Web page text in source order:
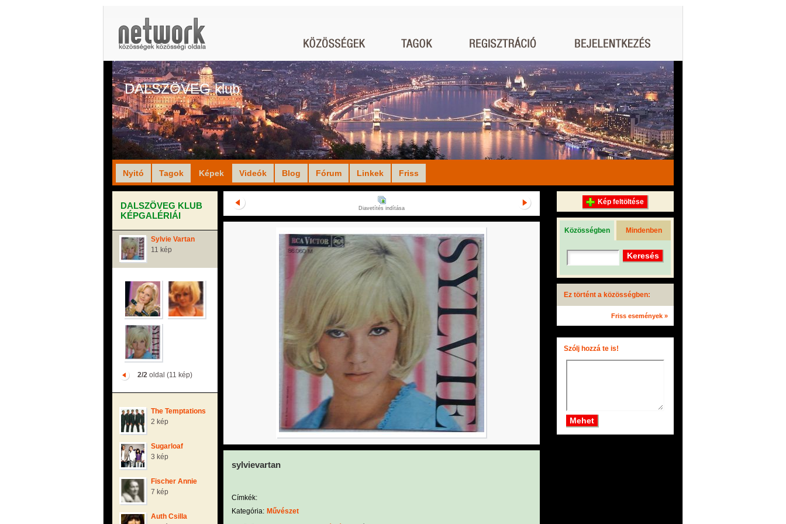
DALSZÖVEG klub
Nyitó Tagok Képek Videók Blog Fórum Linkek Friss
DALSZÖVEG KLUB
KÉPGALÉRIÁI
Sylvie Vartan
11 kép
2/2 oldal (11 kép)
The Temptations
2 kép
Sugarloaf
3 kép
Fischer Annie
7 kép
Auth Csilla
Diavetítés indítása
sylvievartan
Címkék:
Kategória: Művészet
Kép feltöltése
Közösségben Mindenben
Ez történt a közösségben:
Friss események »
Szólj hozzá te is!